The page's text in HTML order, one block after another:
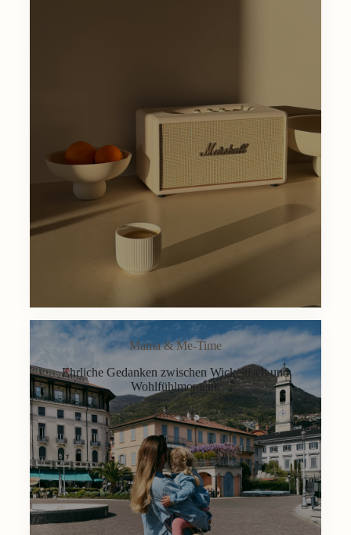
Mama & Me-Time
Ehrliche Gedanken zwischen Wickeltisch und
Wohlfühlmoment.
Lifestyle